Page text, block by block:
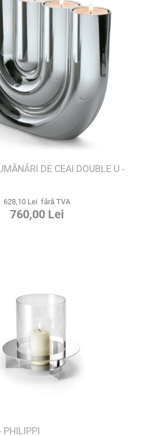
DE CEAI DOUBLE U -
628,10 Lei fără TVA
760,00 Lei
PHILIPPI